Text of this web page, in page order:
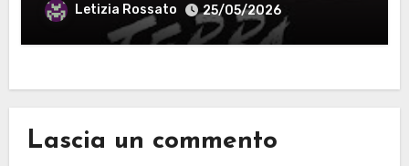
Letizia Rossato 25/05/2026
Lascia un commento